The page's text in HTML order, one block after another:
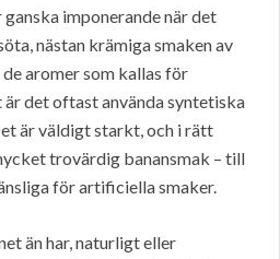
imponerande när det
nästan krämiga smaken av
aromer som kallas för
det oftast använda syntetiska
är väldigt starkt, och i rätt
trovärdig banansmak – till
för artificiella smaker.
än har, naturligt eller